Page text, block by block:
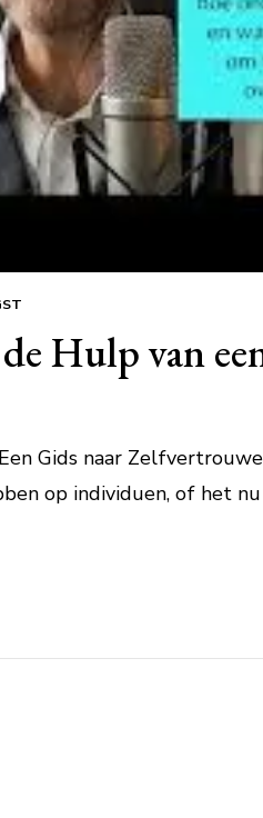
Hulp van
Gids naar
op individuen, of het